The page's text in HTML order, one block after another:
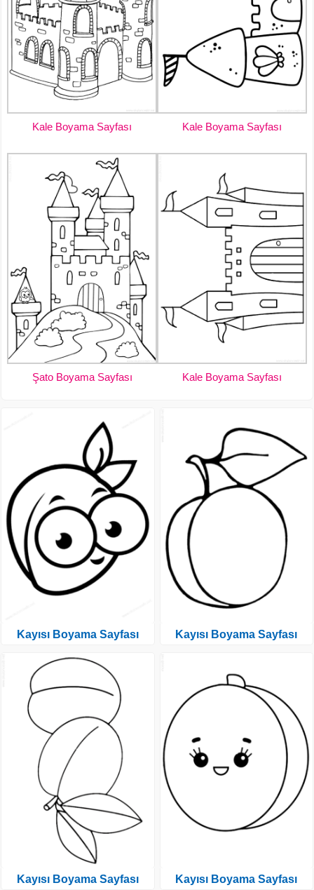
Kale Boyama Sayfası Kale Boyama Sayfası
Şato Boyama Sayfası Kale Boyama Sayfası
Kayısı Boyama Sayfası
Kayısı Boyama Sayfası
Kayısı Boyama Sayfası
Kayısı Boyama Sayfası